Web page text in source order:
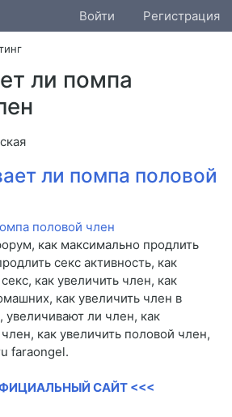
Войти Регистрация
ли помпа
ли помпа половой
как максимально продлить
секс активность, как
как увеличить член, как
как увеличить член в
ли член, как
как увеличить половой член,
faraongel.
САЙТ <<<